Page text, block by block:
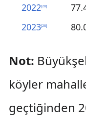
2022[28]
2023[28]
Not:
köyler
geçtiğinden